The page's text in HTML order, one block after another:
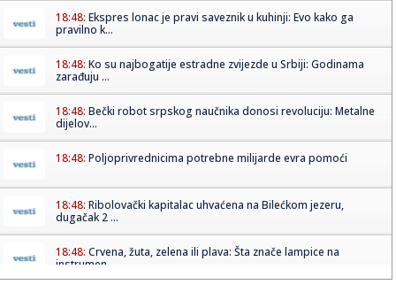
18:48: Ekspres lonac je pravi saveznik u kuhinji: Evo kako ga
pravilno k...
18:48: Ko su najbogatije estradne zvijezde u Srbiji: Godinama
zarađuju ...
18:48: Bečki robot srpskog naučnika donosi revoluciju: Metalne
dijelov...
18:48: Poljoprivrednicima potrebne milijarde evra pomoći
18:48: Ribolovački kapitalac uhvaćena na Bilećkom jezeru,
dugačak 2 ...
18:48: Crvena, žuta, zelena ili plava: Šta znače lampice na
instrumen...